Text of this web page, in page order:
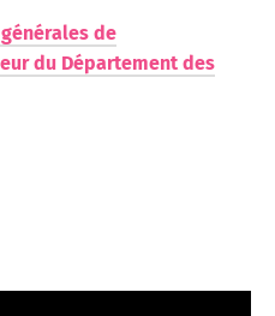
de
du Département des